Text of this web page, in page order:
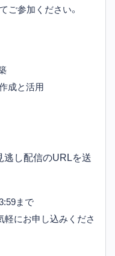
ご参加ください。
成と活用
逃し配信のURLを送
まで
軽にお申し込みくださ